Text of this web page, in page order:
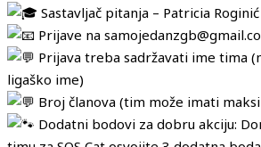
Sastavljač pitanja – Patricia
Prijave na
Prijava treba sadržavati ime tima
ligaško ime)
Broj članova (tim može imati
Dodatni bodovi za dobru akciju: